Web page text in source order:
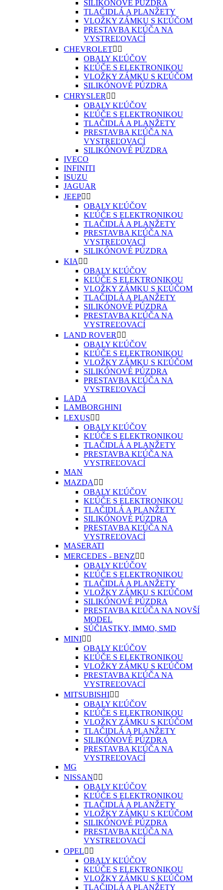
SILIKÓNOVÉ PÚZDRA
TLAČIDLÁ A PLANŽETY
VLOŽKY ZÁMKU S KĽÚČOM
PRESTAVBA KĽÚČA NA
VYSTREĽOVACÍ
CHEVROLET 
OBALY KĽÚČOV
KĽÚČE S ELEKTRONIKOU
VLOŽKY ZÁMKU S KĽÚČOM
SILIKÓNOVÉ PÚZDRA
CHRYSLER  
OBALY KĽÚČOV
KĽÚČE S ELEKTRONIKOU
TLAČIDLÁ A PLANŽETY
PRESTAVBA KĽÚČA NA
VYSTREĽOVACÍ
SILIKÓNOVÉ PÚZDRA
IVECO
INFINITI
ISUZU
JAGUAR
JEEP 
OBALY KĽÚČOV
KĽÚČE S ELEKTRONIKOU
TLAČIDLÁ A PLANŽETY
PRESTAVBA KĽÚČA NA
VYSTREĽOVACÍ
SILIKÓNOVÉ PÚZDRA
KIA  
OBALY KĽÚČOV
KĽÚČE S ELEKTRONIKOU
VLOŽKY ZÁMKU S KĽÚČOM
TLAČIDLÁ A PLANŽETY
SILIKÓNOVÉ PÚZDRA
PRESTAVBA KĽÚČA NA
VYSTREĽOVACÍ
LAND ROVER  
OBALY KĽÚČOV
KĽÚČE S ELEKTRONIKOU
VLOŽKY ZÁMKU S KĽÚČOM
SILIKÓNOVÉ PÚZDRA
PRESTAVBA KĽÚČA NA
VYSTREĽOVACÍ
LADA
LAMBORGHINI
LEXUS 
OBALY KĽÚČOV
KĽÚČE S ELEKTRONIKOU
TLAČIDLÁ A PLANŽETY
PRESTAVBA KĽÚČA NA
VYSTREĽOVACÍ
MAN
MAZDA  
OBALY KĽÚČOV
KĽÚČE S ELEKTRONIKOU
TLAČIDLÁ A PLANŽETY
SILIKÓNOVÉ PÚZDRA
PRESTAVBA KĽÚČA NA
VYSTREĽOVACÍ
MASERATI
MERCEDES - BENZ 
OBALY KĽÚČOV
KĽÚČE S ELEKTRONIKOU
TLAČIDLÁ A PLANŽETY
VLOŽKY ZÁMKU S KĽÚČOM
SILIKÓNOVÉ PÚZDRA
PRESTAVBA KĽÚČA NA NOVŠÍ
MODEL
SÚČIASTKY, IMMO, SMD
MINI 
OBALY KĽÚČOV
KĽÚČE S ELEKTRONIKOU
VLOŽKY ZÁMKU S KĽÚČOM
PRESTAVBA KĽÚČA NA
VYSTREĽOVACÍ
MITSUBISHI 
OBALY KĽÚČOV
KĽÚČE S ELEKTRONIKOU
VLOŽKY ZÁMKU S KĽÚČOM
TLAČIDLÁ A PLANŽETY
SILIKÓNOVÉ PÚZDRA
PRESTAVBA KĽÚČA NA
VYSTREĽOVACÍ
MG
NISSAN 
OBALY KĽÚČOV
KĽÚČE S ELEKTRONIKOU
TLAČIDLÁ A PLANŽETY
VLOŽKY ZÁMKU S KĽÚČOM
SILIKÓNOVÉ PÚZDRA
PRESTAVBA KĽÚČA NA
VYSTREĽOVACÍ
OPEL 
OBALY KĽÚČOV
KĽÚČE S ELEKTRONIKOU
VLOŽKY ZÁMKU S KĽÚČOM
TLAČIDLÁ A PLANŽETY